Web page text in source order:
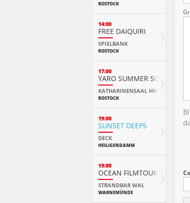
ROSTOCK
14:00
FREE DAIQUIRI
SPIELBANK
ROSTOCK
17:00
YARO SUMMER SCHOOL
KATHARINENSAAL HMT
ROSTOCK
19:00
SUNSET DEEPS
DECK
HEILIGENDAMM
19:00
OCEAN FILMTOUR
STRANDBAR WAL
WARNEMÜNDE